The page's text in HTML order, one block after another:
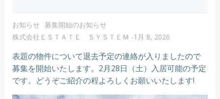
お知らせ 募集開始のお知らせ
株式会社ＥＳＴＡＴＥ ＳＹＳＴＥＭ -1月 8, 2026
表題の物件について退去予定の連絡が入りましたので
募集を開始いたします。2月28日（土）入居可能の予定
です。どうぞご紹介の程よろしくお願いいたします!